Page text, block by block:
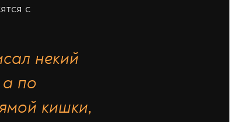
с
некий
по
кишки,